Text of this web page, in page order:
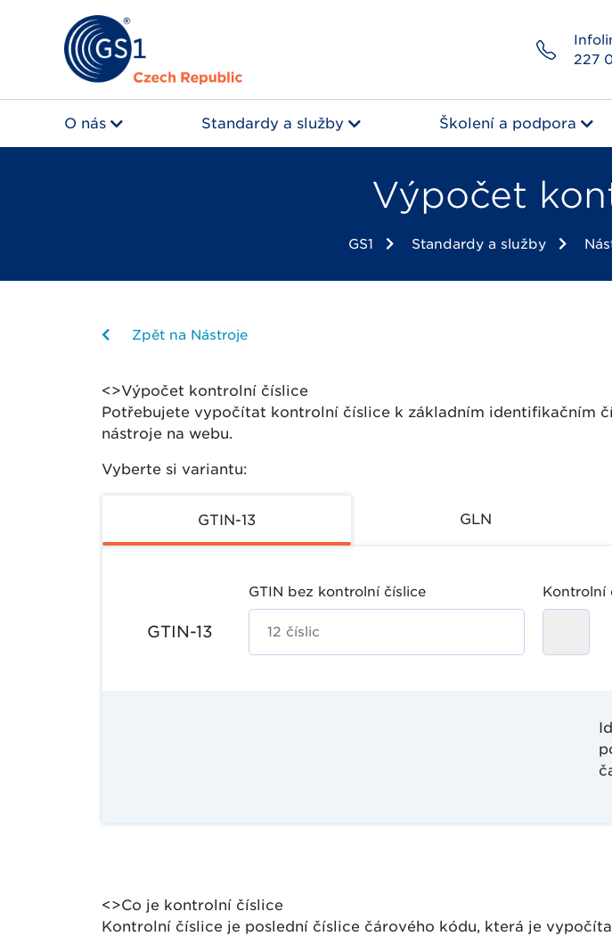
227
O nás Standardy a služby Školení a podpora
Výpočet
GS1 Standardy a služby
Zpět na Nástroje
<>Výpočet kontrolní číslice
Potřebujete vypočítat kontrolní číslice k základním identifikačním
nástroje na webu.
Vyberte si variantu:
GTIN-13 GLN
GTIN-13
GTIN bez kontrolní číslice Kontrolní
<>Co je kontrolní číslice
Kontrolní číslice je poslední číslice čárového kódu, která je